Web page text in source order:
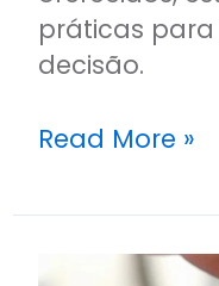
práticas
decisão.
Read More »